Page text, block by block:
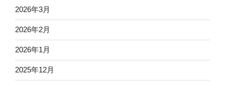
2026年3月
2026年2月
2026年1月
2025年12月